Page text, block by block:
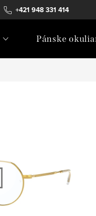
+421 948 331 414
Ochrana osobných údajov
Pánske